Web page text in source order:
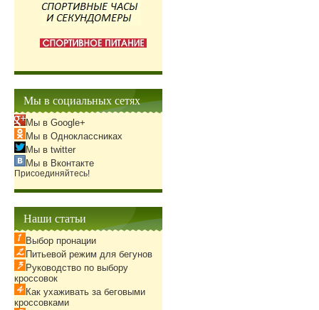
Мы в социальных сетях
Мы в Google+
Мы в Одноклассниках
Мы в twitter
Мы в Вконтакте
Присоединяйтесь!
Наши статьи
Выбор пронации
Питьевой режим для бегунов
Руководство по выбору
кроссовок
Как ухаживать за беговыми
кроссовками